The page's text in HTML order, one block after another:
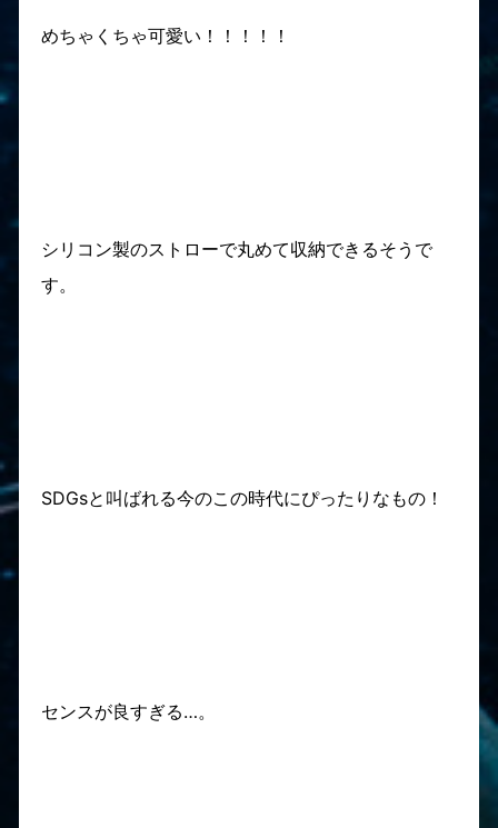
めちゃくちゃ可愛い！！！！！
シリコン製のストローで丸めて収納できるそうで
す。
SDGsと叫ばれる今のこの時代にぴったりなもの！
センスが良すぎる…。